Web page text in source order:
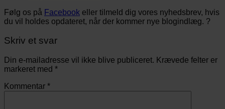
Følg os på Facebook eller tilmeld dig vores nyhedsbrev, hvis
du vil holdes opdateret, når der kommer nye blogindlæg. ?
Skriv et svar
Din e-mailadresse vil ikke blive publiceret. Krævede felter er
markeret med *
Kommentar *